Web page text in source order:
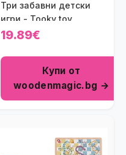
Три забавни детски
игри - Tooky toy
19.89€
Купи от
woodenmagic.bg →